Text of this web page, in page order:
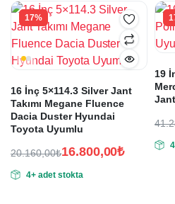
17%
16 İnç 5×114.3 Silver Jant
Takımı Megane Fluence
Dacia Duster Hyundai
Toyota Uyumlu
20.160,00₺
fiyat:
16.800,00₺
andaki
4+ adet stokta
19
Jant